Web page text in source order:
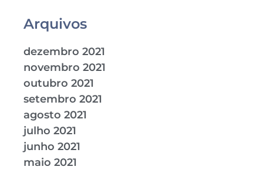
Arquivos
dezembro 2021
novembro 2021
outubro 2021
setembro 2021
agosto 2021
julho 2021
junho 2021
maio 2021